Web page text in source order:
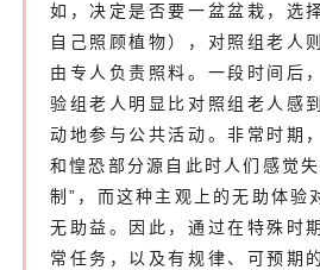
如，决定是否要一盆盆栽，选
自己照顾植物），对照组老人
由专人负责照料。一段时间后
验组老人明显比对照组老人感
动地参与公共活动。非常时期
和惶恐部分源自此时人们感觉
制”，而这种主观上的无助体验
无助益。因此，通过在特殊时
常任务，以及有规律、可预期